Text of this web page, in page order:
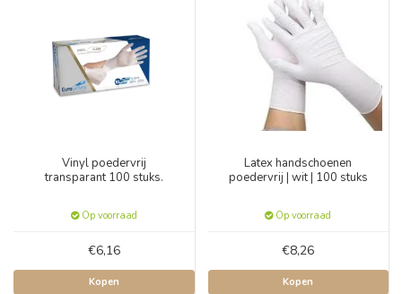
Vinyl poedervrij
transparant 100 stuks.
Op voorraad
€6,16
Kopen
Latex handschoenen
poedervrij | wit | 100 stuks
Op voorraad
€8,26
Kopen